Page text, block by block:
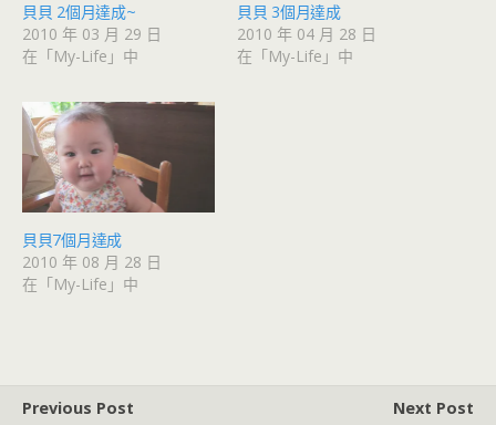
貝貝 2個月達成~
2010 年 03 月 29 日
在「My-Life」中
貝貝 3個月達成
2010 年 04 月 28 日
在「My-Life」中
貝貝7個月達成
2010 年 08 月 28 日
在「My-Life」中
Previous Post
Next Post